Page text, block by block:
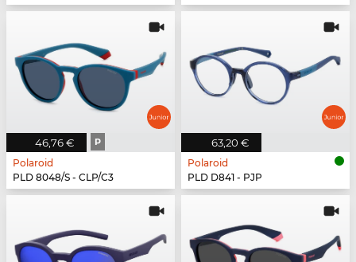
46,76 € P
Polaroid
PLD 8048/S - CLP/C3
63,20 €
Polaroid
PLD D841 - PJP